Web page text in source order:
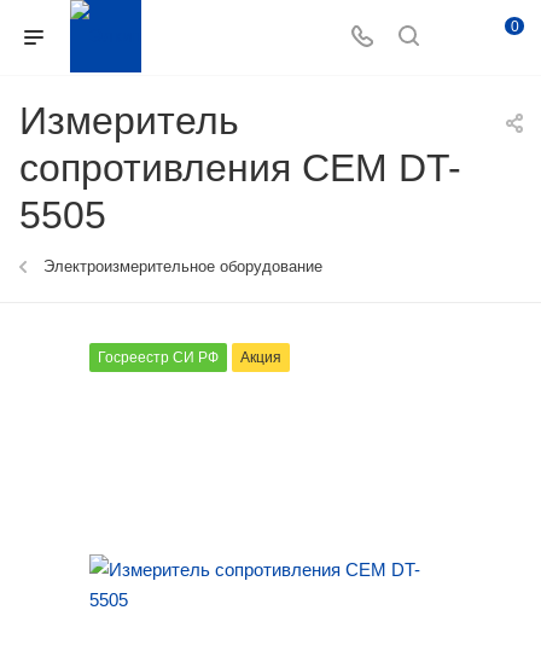
0
Измеритель
сопротивления CEM DT-
5505
Электроизмерительное оборудование
Госреестр СИ РФ Акция